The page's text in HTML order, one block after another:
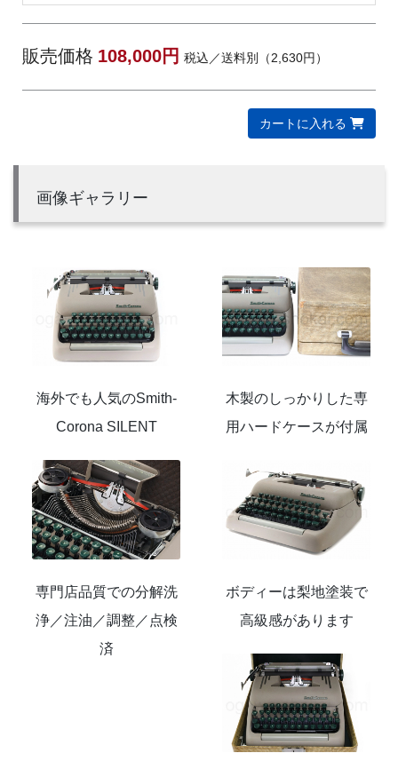
販売価格 108,000円 税込／送料別（2,630円）
カートに入れる
画像ギャラリー
海外でも人気のSmith-
Corona SILENT
木製のしっかりした専
用ハードケースが付属
専門店品質での分解洗
浄／注油／調整／点検
済
ボディーは梨地塗装で
高級感があります